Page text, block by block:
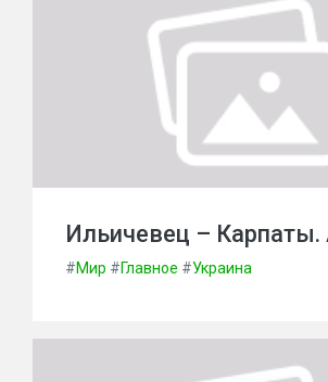
Ильичевец – Карпаты.
#Мир #Главное #Украина